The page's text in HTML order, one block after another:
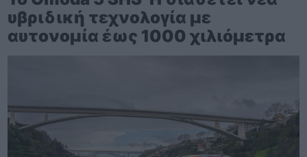
υβριδική τεχνολογία με
αυτονομία έως 1000 χιλιόμετρα